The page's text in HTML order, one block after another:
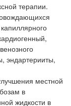
терапии.
эндартерииты,
местной
в
жидкости в